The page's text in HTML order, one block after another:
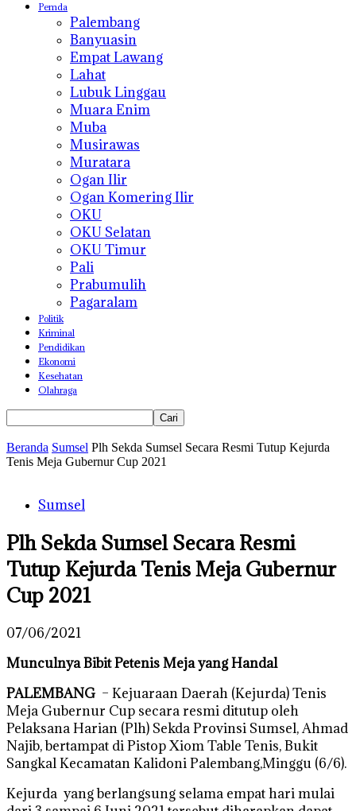
Pemda
Palembang
Banyuasin
Empat Lawang
Lahat
Lubuk Linggau
Muara Enim
Muba
Musirawas
Muratara
Ogan Ilir
Ogan Komering Ilir
OKU
OKU Selatan
OKU Timur
Pali
Prabumulih
Pagaralam
Politik
Kriminal
Pendidikan
Ekonomi
Kesehatan
Olahraga
Beranda Sumsel Plh Sekda Sumsel Secara Resmi Tutup Kejurda
Tenis Meja Gubernur Cup 2021
Sumsel
Plh Sekda Sumsel Secara Resmi
Tutup Kejurda Tenis Meja Gubernur
Cup 2021
07/06/2021
Munculnya Bibit Petenis Meja yang Handal
PALEMBANG – Kejuaraan Daerah (Kejurda) Tenis
Meja Gubernur Cup secara resmi ditutup oleh
Pelaksana Harian (Plh) Sekda Provinsi Sumsel, Ahmad
Najib, bertampat di Pistop Xiom Table Tenis, Bukit
Sangkal Kecamatan Kalidoni Palembang,Minggu (6/6).
Kejurda yang berlangsung selama empat hari mulai